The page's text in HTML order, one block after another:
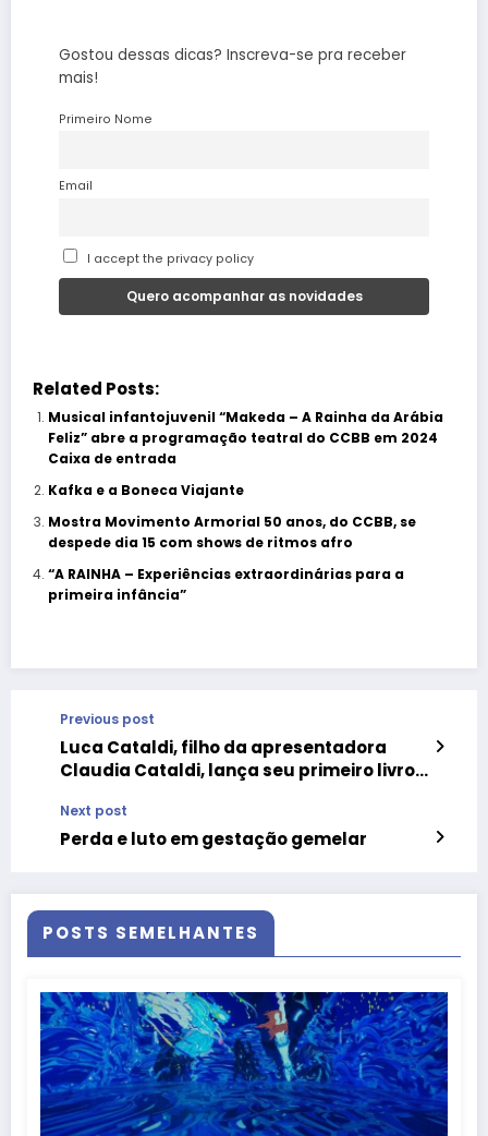
Gostou dessas dicas? Inscreva-se pra receber
mais!
Primeiro Nome
Email
I accept the privacy policy
Related Posts:
Musical infantojuvenil “Makeda – A Rainha da Arábia
Feliz” abre a programação teatral do CCBB em 2024
Caixa de entrada
Kafka e a Boneca Viajante
Mostra Movimento Armorial 50 anos, do CCBB, se
despede dia 15 com shows de ritmos afro
“A RAINHA – Experiências extraordinárias para a
primeira infância”
Previous post
Luca Cataldi, filho da apresentadora
Claudia Cataldi, lança seu primeiro livro,
Next post
Perda e luto em gestação gemelar
POSTS SEMELHANTES